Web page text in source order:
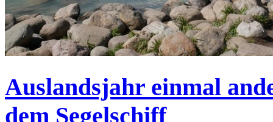
Auslandsjahr einmal
dem Segelschiff